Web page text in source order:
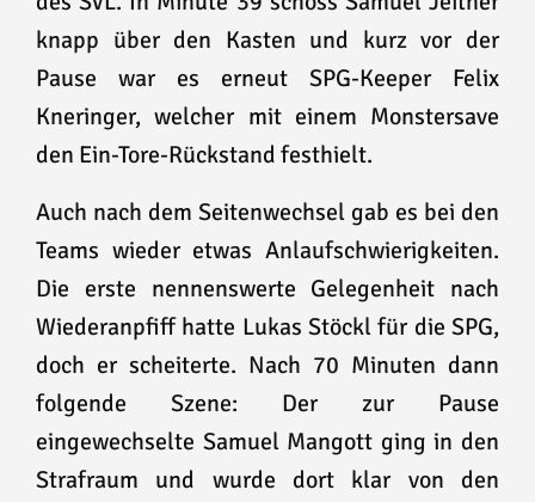
knapp über den Kasten und kurz vor der
Pause war es erneut SPG-Keeper Felix
Kneringer, welcher mit einem Monstersave
den Ein-Tore-Rückstand festhielt.
Auch nach dem Seitenwechsel gab es bei den
Teams wieder etwas Anlaufschwierigkeiten.
Die erste nennenswerte Gelegenheit nach
Wiederanpfiff hatte Lukas Stöckl für die SPG,
doch er scheiterte. Nach 70 Minuten dann
folgende Szene: Der zur Pause
eingewechselte Samuel Mangott ging in den
Strafraum und wurde dort klar von den